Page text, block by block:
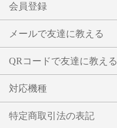
会員登録
メールで友達に教える
QRコードで友達に教える
対応機種
特定商取引法の表記